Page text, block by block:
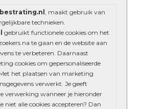
, maakt gebruik van
technieken.
gebruikt functionele cookies om het
na te gaan en de website aan
te verbeteren. Daarnaast
cookies om gepersonaliseerde
het plaatsen van marketing
verwerkt. Je geeft
verwerking wanneer je hieronder
niet alle cookies accepteren? Dan